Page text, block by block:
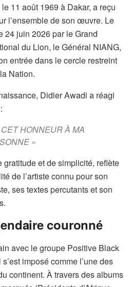
11 août 1969 à Dakar, a reçu
l’ensemble de son œuvre. Le
24 juin 2026 par le Grand
du Lion, le Général NIANG,
entrée dans le cercle restreint
Nation.
Didier Awadi a réagi
HONNEUR À MA
»
et de simplicité, reflète
de l’artiste connu pour son
ses textes percutants et son
couronné
avec le groupe Positive Black
imposé comme l’une des
continent. À travers des albums